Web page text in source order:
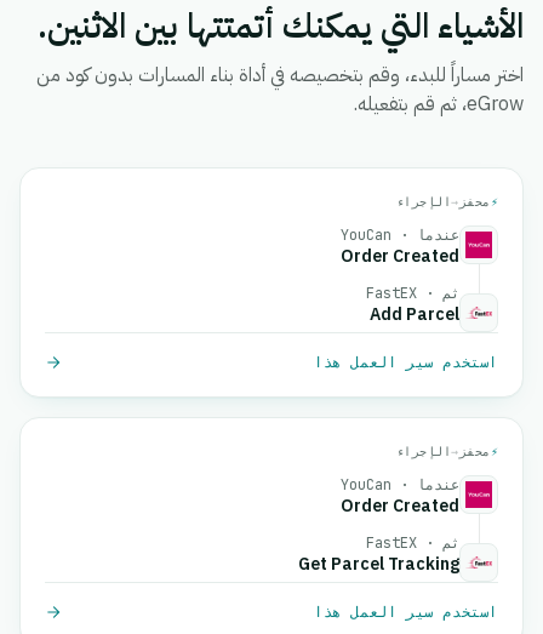
الأشياء التي يمكنك أتمتتها بين الاثنين.
اختر مساراً للبدء، وقم بتخصيصه في أداة بناء المسارات بدون كود من
eGrow، ثم قم بتفعيله.
⚡ محفز →الإجراء
عندما · YouCan
Order Created
ثم · FastEX
Add Parcel
استخدم سير العمل هذا
⚡ محفز →الإجراء
عندما · YouCan
Order Created
ثم · FastEX
Get Parcel Tracking
استخدم سير العمل هذا